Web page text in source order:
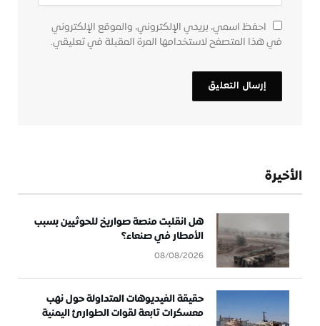
احفظ اسمي، بريدي الإلكتروني، والموقع الإلكتروني
في هذا المتصفح لاستخدامها المرة المقبلة في تعليقي.
الأخيرة
هل انقلبت منصة صواريخ للحوثيين بسبب
الأمطار في صنعاء؟
08/08/2026
حقيقة الفيديوهات المتداولة حول نهب
معسكرات تابعة لقوات الطوارئ اليمنية